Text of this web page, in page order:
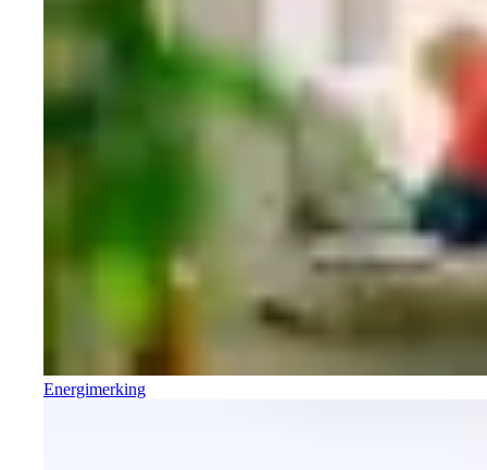
Energimerking